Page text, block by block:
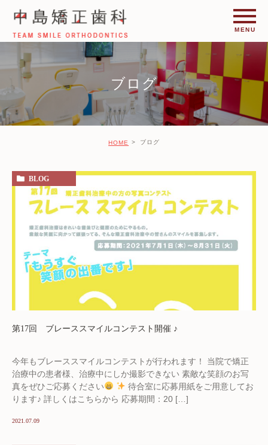
ブログ
HOME ブログ
BLOG
第17回 ブレーススマイルコンテスト開催 ♪
今年もブレーススマイルコンテストが行われます！ 当院で矯正
治療中の患者様、治療中にしか撮影できない 素敵な笑顔のお写
真をぜひご応募ください
待合室に応募用紙をご用意してお
ります♪ 詳しくはこちらから 応募期間：20 […]
2021.07.09